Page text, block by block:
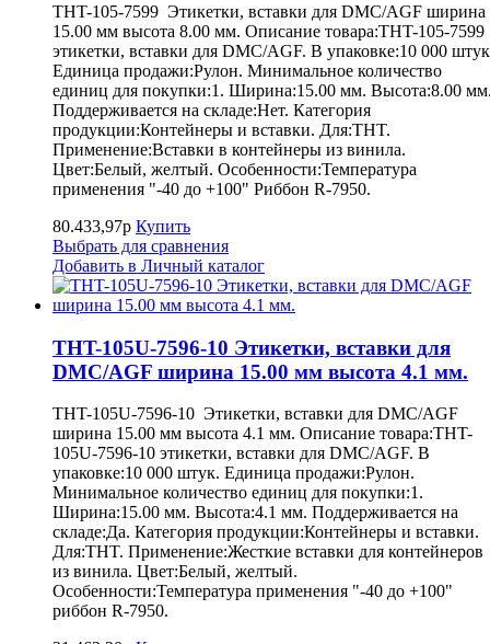
THT-105-7599 Этикетки, вставки для DMC/AGF ширина
15.00 мм высота 8.00 мм. Описание товара:THT-105-7599
этикетки, вставки для DMC/AGF. В упаковке:10 000
Единица продажи:Рулон. Минимальное количество
единиц для покупки:1. Ширина:15.00 мм. Высота:8.00
Поддерживается на складе:Нет. Категория
продукции:Контейнеры и вставки. Для:THT.
Применение:Вставки в контейнеры из винила.
Цвет:Белый, желтый. Особенности:Температура
применения "-40 до +100" Риббон R-7950.
80.433,97р Купить
Выбрать для сравнения
Добавить в Личный каталог
THT-105U-7596-10 Этикетки, вставки для
DMC/AGF ширина 15.00 мм высота 4.1 мм.
THT-105U-7596-10 Этикетки, вставки для DMC/AGF
ширина 15.00 мм высота 4.1 мм. Описание товара:THT-
105U-7596-10 этикетки, вставки для DMC/AGF. В
упаковке:10 000 штук. Единица продажи:Рулон.
Минимальное количество единиц для покупки:1.
Ширина:15.00 мм. Высота:4.1 мм. Поддерживается на
складе:Да. Категория продукции:Контейнеры и вставки.
Для:THT. Применение:Жесткие вставки для контейнеров
из винила. Цвет:Белый, желтый.
Особенности:Температура применения "-40 до +100"
риббон R-7950.